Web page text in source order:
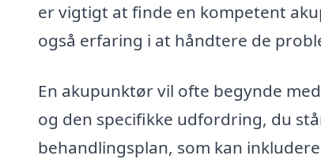
er vigtigt at finde en kompetent
også erfaring i at håndtere de
En akupunktør vil ofte begynde
og den specifikke udfordring, du
behandlingsplan, som kan